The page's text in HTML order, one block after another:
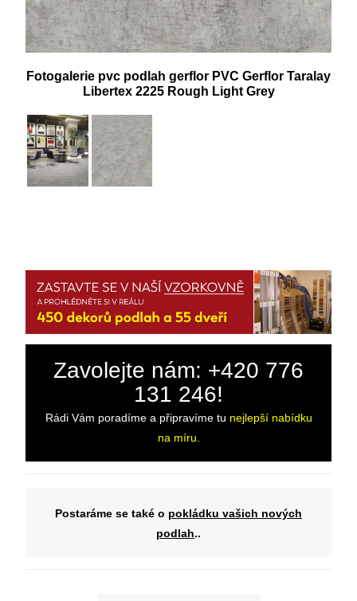
Fotogalerie pvc podlah gerflor PVC Gerflor Taralay
Libertex 2225 Rough Light Grey
Zavolejte nám: +420 776
131 246!
Rádi Vám poradíme a připravíme tu nejlepší nabídku
na míru.
Postaráme se také o pokládku vašich nových
podlah..